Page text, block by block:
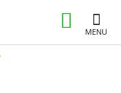
KOŠÍK